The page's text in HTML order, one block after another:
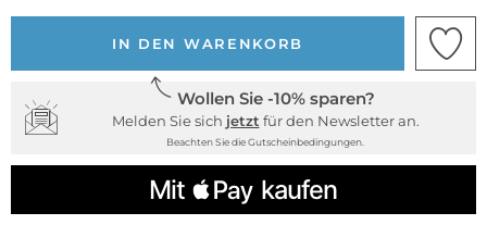
IN DEN WARENKORB
Wollen Sie -10% sparen?
Melden Sie sich jetzt für den Newsletter an.
Beachten Sie die Gutscheinbedingungen.